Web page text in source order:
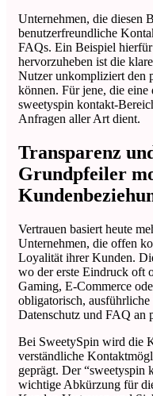
Unternehmen, die diesen
benutzerfreundliche
FAQs. Ein Beispiel
hervorzuheben ist die
Nutzer unkompliziert den
können. Für jene, die eine
sweetyspin kontakt-
Anfragen aller Art dient.
Transparenz
Grundpfeiler
Vertrauen basiert heute
Unternehmen, die offen
Loyalität ihrer Kunden.
wo der erste Eindruck oft
Gaming, E-Commerce
obligatorisch,
Datenschutz und FAQ an
Bei SweetySpin wird die
verständliche
geprägt. Der “sweetyspin
wichtige Abkürzung für